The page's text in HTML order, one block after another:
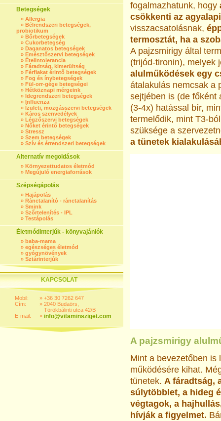
Betegségek
» Allergia
» Bélrendszeri betegségek,
probiotikum
» Bőrbetegségek
» Cukorbetegség
» Daganatos betegségek
» Emésztőszervi betegségek
» Ételintolerancia
» Fáradtság, kimerültség
» Férfiakat érintő betegségek
» Fog és ínybetegségek
» Fül-orr-gége betegségei
» Hétköznapi mérgeink
» Idegrendszeri betegségek
» Influenza
» Ízületi, mozgásszervi betegségek
» Káros szenvedélyek
» Légzőszervi betegségek
» Nőket érintő betegségek
» Stressz
» Szem betegségek
» Szív és érrendszeri betegségek
Alternatív megoldások
» Környezettudatos életmód
» Megújuló energiaforrások
Szépségápolás
» Hajápolás
» Ránctalanító - ránctalanítás
» Smink
» Szőrtelenítés - IPL
» Testápolás
Életmódinterjúk - könyvajánlók
» baba-mama
» egészséges életmód
» gyógynövények
» Sztárinterjúk
KAPCSOLAT
Mobil:
Cím:
E-mail:
»
»
»
+36 30 7262 647
2040 Budaörs,
Törökbálinti utca 42/B
info@vitaminsziget.com
fogalmazhatunk, hogy
csökkenti az
visszacsatolásnak,
termosztát, ha a
A pajzsmirigy által
(trijód-tironin), melyek
alulműködések egy
átalakulás nemcsak a
sejtjében is (de főként
(3-4x) hatással bír,
termelődik, mint T3-
szüksége a
a tünetek
A pajzsmirigy
Mint a bevezetőben is
működésére kihat.
tünetek. A fáradtság,
súlytöbblet, a hideg
végtagok, a
hívják a figyelmet.